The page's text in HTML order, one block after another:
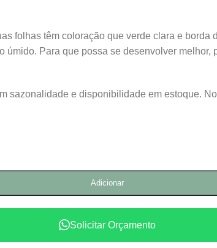
folhas têm coloração que verde clara e
Para que possa se desenvolver
sazonalidade e disponibilidade em estoque.
Adicionar
Solicitar Orçamento